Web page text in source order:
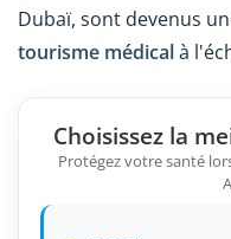
Dubaï, sont devenus
tourisme médicalà
Choisissez la
Protégez votre santé